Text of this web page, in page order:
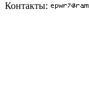
Контакты: